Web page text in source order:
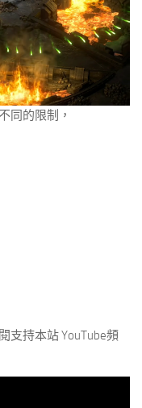
同的限制，
支持本站 YouTube頻